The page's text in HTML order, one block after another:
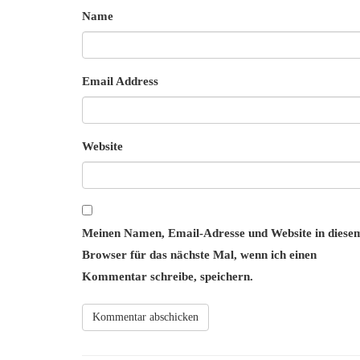
Name
Email Address
Website
Meinen Namen, Email-Adresse und Website in
Browser für das nächste Mal, wenn ich einen
Kommentar schreibe, speichern.